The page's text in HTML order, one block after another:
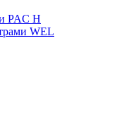
PAC H
WEL